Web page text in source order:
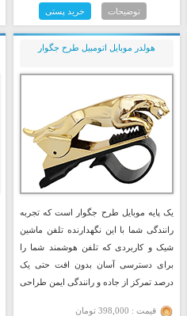
اینچی را درون خود نگه‌دارند.
توضیحات خرید پستی
هولدر موبایل اتومبیل طرح جگوار
یک پایه موبایل طرح جگوار است که تجربه
رانندگی شما با این نگهدارنده تلفن ماشین
شیک و کاربردی که تلفن هوشمند شما را
برای دسترسی آسان بدون افت حتی یک
درصد تمرکز از جاده و رانندگی ایمن طراحی
قیمت : 398,000 تومان